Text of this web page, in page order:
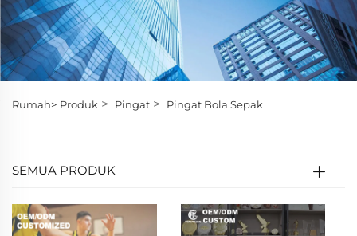
Rumah> Produk > Pingat > Pingat Bola Sepak
SEMUA PRODUK